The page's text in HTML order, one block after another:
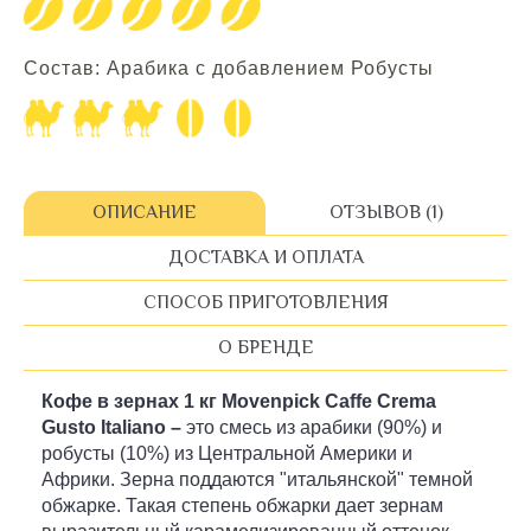
Состав: Арабика с добавлением Робусты
ОПИСАНИЕ ОТЗЫВОВ (1)
ДОСТАВКА И ОПЛАТА
СПОСОБ ПРИГОТОВЛЕНИЯ
О БРЕНДЕ
Кофе в зернах 1 кг Movenpick Caffe Crema
Gusto Italiano – это смесь из арабики (90%) и
робусты (10%) из Центральной Америки и
Африки. Зерна поддаются "итальянской" темной
обжарке. Такая степень обжарки дает зернам